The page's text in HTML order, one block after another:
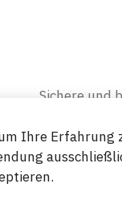
Sichere und
Ihre